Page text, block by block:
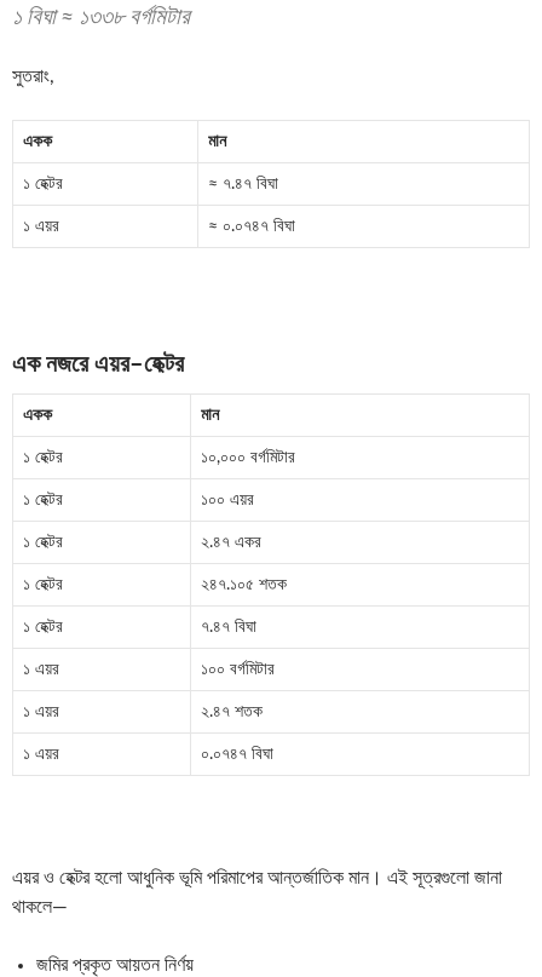
১ বিঘা ≈ ১৩৩৮ বর্গমিটার
সুতরাং,
একক মান
১ হেক্টর ≈ ৭.৪৭ বিঘা
১ এয়র ≈ ০.০৭৪৭ বিঘা
এক নজরে এয়র–হেক্টর
একক মান
১ হেক্টর ১০,০০০ বর্গমিটার
১ হেক্টর ১০০ এয়র
১ হেক্টর ২.৪৭ একর
১ হেক্টর ২৪৭.১০৫ শতক
১ হেক্টর ৭.৪৭ বিঘা
১ এয়র ১০০ বর্গমিটার
১ এয়র ২.৪৭ শতক
১ এয়র ০.০৭৪৭ বিঘা
এয়র ও হেক্টর হলো আধুনিক ভূমি পরিমাপের আন্তর্জাতিক মান। এই সূত্রগুলো জানা
থাকলে—
জমির প্রকৃত আয়তন নির্ণয়